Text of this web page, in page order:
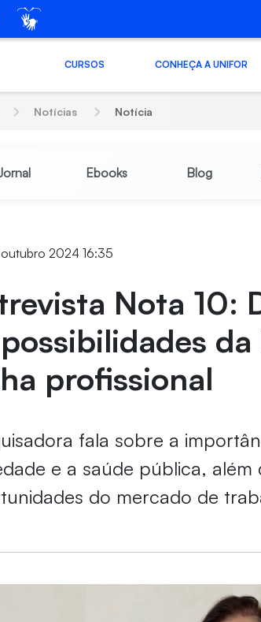
CURSOS CONHEÇA A UNIFOR
Notícias Notícia
Ebooks Blog
outubro 2024 16:35
Nota 10:
profissional
fala sobre a
e a saúde pública, além
do mercado de